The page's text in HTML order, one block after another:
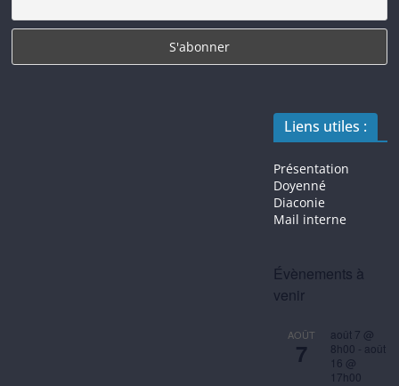
Liens utiles :
Présentation
Doyenné
Diaconie
Mail interne
Évènements à
venir
AOÛT
7
août 7 @
8h00 - août
16 @
17h00